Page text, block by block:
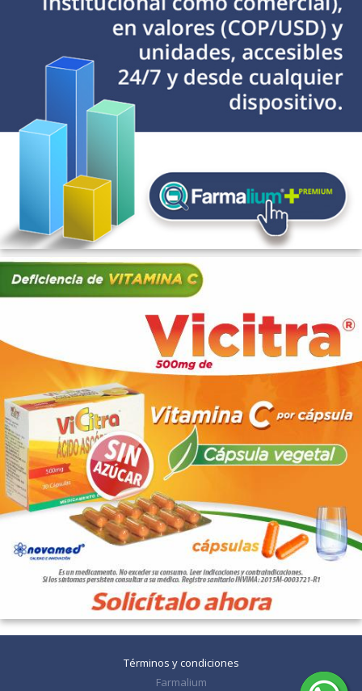
Términos y condiciones
Farmalium